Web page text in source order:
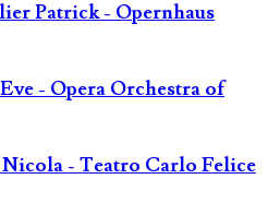
Patrick - Opernhaus
- Opera Orchestra of
- Teatro Carlo Felice